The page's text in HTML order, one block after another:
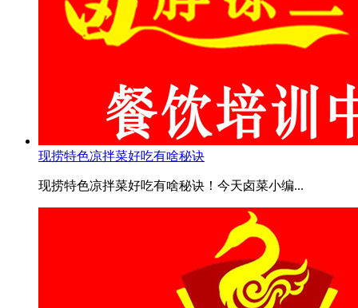
现捞特色凉拌菜好吃有啥秘诀
现捞特色凉拌菜好吃有啥秘诀！今天卤菜小编...